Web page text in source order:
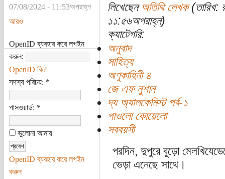
07/08/2024 - 11:53অপরাহ্ন
আরও
OpenID ব্যবহার করে লগইন
করুন:
OpenID কি?
সদস্য পরিচয়: *
পাসওয়ার্ড: *
ভুলোনা আমায়
OpenID ব্যবহার করে লগইন
করুন
লিখেছেন অতিথি লেখক(তারিখ:
১১:৫৬অপরাহ্ন)
ক্যাটেগরি:
অনুবাদ
সাহিত্য
অণুকাহিনী ৪
জে এফ নুশান
দ্য অ্যালকেমিস্ট পর্ব-১
পাওলো কোয়েলো
সববয়সী
পরদিন, দুপুরে বুড়ো
ভেড়া এনেছে সাথে।